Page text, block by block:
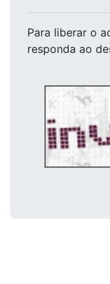
Para liberar o
responda ao